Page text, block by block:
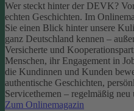
Wer steckt hinter der DEVK?
echten Geschichten. Im
Sie einen Blick hinter unsere
ganz Deutschland kennen –
Versicherte und
Menschen, ihr Engagement in
die Kundinnen und Kunden
authentische Geschichten,
Servicethemen – regelmäßig
Zum Onlinemagazin